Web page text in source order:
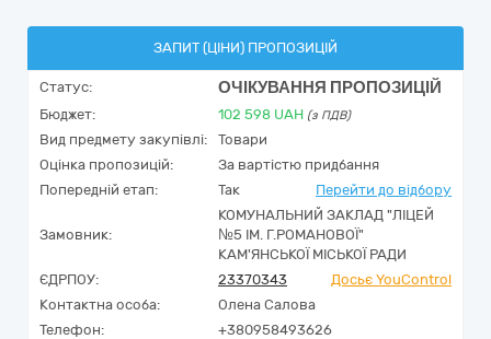
ЗАПИТ (ЦІНИ) ПРОПОЗИЦІЙ
Статус: ОЧІКУВАННЯ ПРОПОЗИЦІЙ
Бюджет: 102 598 UAH (з ПДВ)
Вид предмету закупівлі:
Товари
Оцінка пропозицій:
За вартістю придбання
Попередній етап:
Так Перейти до відбору
Замовник:
КОМУНАЛЬНИЙ ЗАКЛАД "ЛІЦЕЙ
№5 ІМ. Г.РОМАНОВОЇ"
КАМ'ЯНСЬКОЇ МІСЬКОЇ РАДИ
ЄДРПОУ:
23370343
Досьє YouControl
Контактна особа:
Олена Салова
Телефон:
+380958493626